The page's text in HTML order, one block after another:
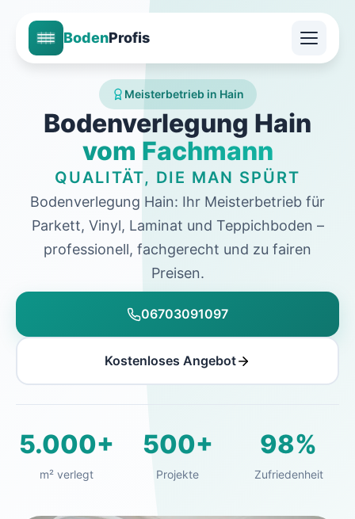
BodenProfis
Meisterbetrieb in Hain
Bodenverlegung Hain
vom Fachmann
QUALITÄT, DIE MAN SPÜRT
Bodenverlegung Hain: Ihr Meisterbetrieb für
Parkett, Vinyl, Laminat und Teppichboden –
professionell, fachgerecht und zu fairen
Preisen.
06703091097
Kostenloses Angebot
5.000+
m² verlegt
500+
Projekte
98%
Zufriedenheit